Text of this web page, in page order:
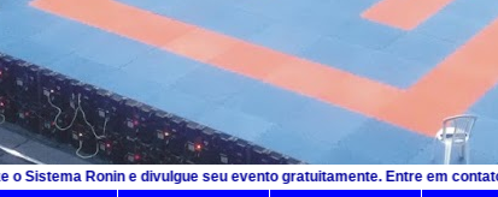
divulgue seu evento gratuitamente. Entre em contato e consulte o